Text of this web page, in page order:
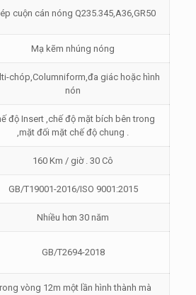
cuộn cán nóng Q235.345,A36,GR50
Mạ kẽm nhúng nóng
chóp,Columniform,đa giác hoặc hình
nón
độ Insert ,chế độ mặt bích bên trong
,mặt đối mặt chế độ chung .
160 Km / giờ . 30 Cô
GB/T19001-2016/ISO 9001:2015
Nhiều hơn 30 năm
GB/T2694-2018
vòng 12m một lần hình thành mà